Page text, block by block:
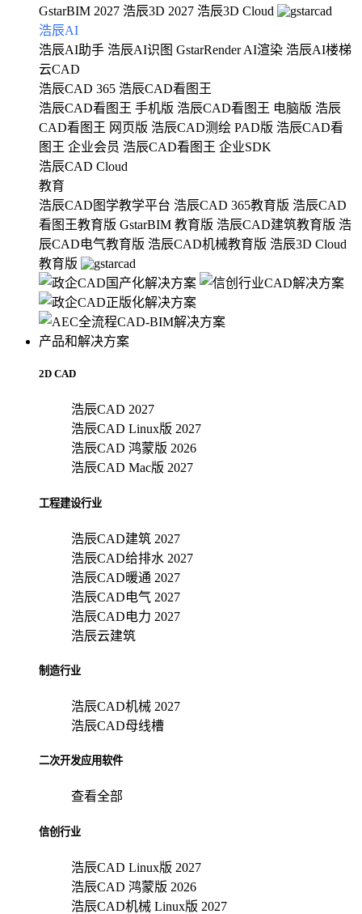
GstarBIM 2027 浩辰3D 2027 浩辰3D Cloud
浩辰AI
浩辰AI助手 浩辰AI识图 GstarRender AI渲染 浩辰AI楼梯
云CAD
浩辰CAD 365 浩辰CAD看图王
浩辰CAD看图王 手机版 浩辰CAD看图王 电脑版 浩辰
CAD看图王 网页版 浩辰CAD测绘 PAD版 浩辰CAD看
图王 企业会员 浩辰CAD看图王 企业SDK
浩辰CAD Cloud
教育
浩辰CAD图学教学平台 浩辰CAD 365教育版 浩辰CAD
看图王教育版 GstarBIM 教育版 浩辰CAD建筑教育版 浩
辰CAD电气教育版 浩辰CAD机械教育版 浩辰3D Cloud
教育版
产品和解决方案
2D CAD
浩辰CAD 2027
浩辰CAD Linux版 2027
浩辰CAD 鸿蒙版 2026
浩辰CAD Mac版 2027
工程建设行业
浩辰CAD建筑 2027
浩辰CAD给排水 2027
浩辰CAD暖通 2027
浩辰CAD电气 2027
浩辰CAD电力 2027
浩辰云建筑
制造行业
浩辰CAD机械 2027
浩辰CAD母线槽
二次开发应用软件
查看全部
信创行业
浩辰CAD Linux版 2027
浩辰CAD 鸿蒙版 2026
浩辰CAD机械 Linux版 2027